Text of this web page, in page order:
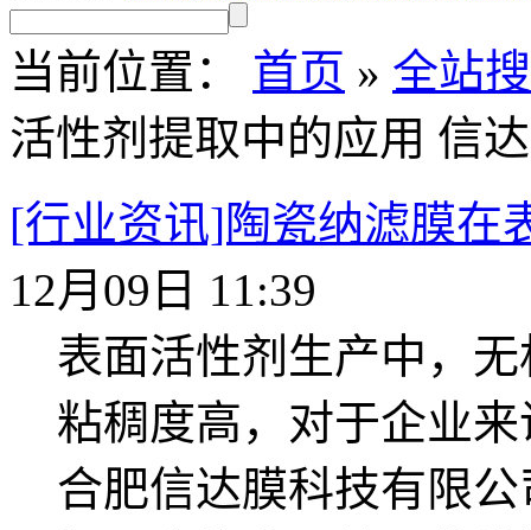
当前位置： 首页 » 全站
活性剂提取中的应用 信
[行业资讯]陶瓷纳滤膜在
12月09日 11:39
表面活性剂生产中，
粘稠度高，对于企业
合肥信达膜科技有限